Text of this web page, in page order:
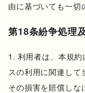
由に基づいても一切
第18条紛争処理
利用者は、本規
スの利用に関連して
その損害を賠償しな